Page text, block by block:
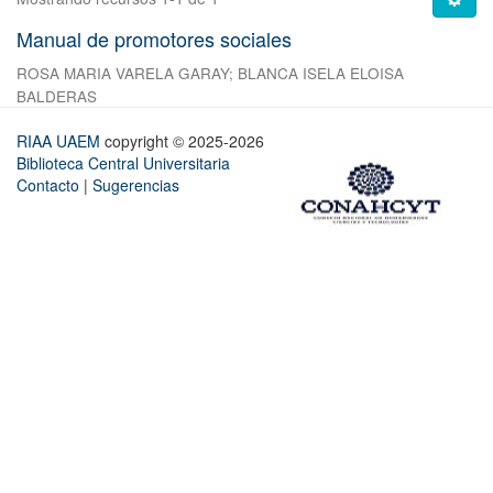
Manual de promotores sociales
ROSA MARIA VARELA GARAY; BLANCA ISELA ELOISA
BALDERAS
RIAA UAEM copyright © 2025-2026
Biblioteca Central Universitaria
Contacto | Sugerencias